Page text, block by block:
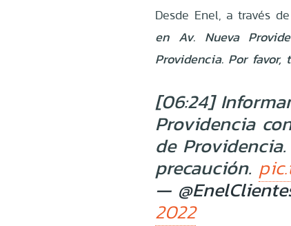
Desde Enel, a través
en Av. Nueva
Providencia. Por favor,
[06:24]
Providencia
de
precaución.
—
2022